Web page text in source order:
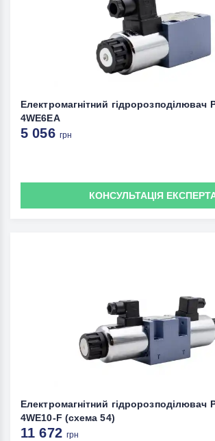
Електромагнітний гідророзподілювач
4WE6EA
5 056 грн
КОНСУЛЬТАЦІЯ
Електромагнітний гідророзподілювач
4WE10-F (схема 54)
11 672грн